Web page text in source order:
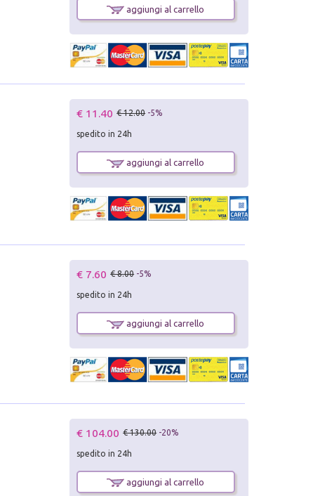
aggiungi al carrello
€ 11.40 € 12.00 -5%
spedito in 24h
aggiungi al carrello
€ 7.60 € 8.00 -5%
spedito in 24h
aggiungi al carrello
€ 104.00 € 130.00 -20%
spedito in 24h
aggiungi al carrello